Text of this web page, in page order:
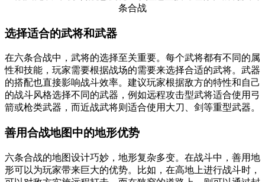
选择适合的武将和武器
在六条合战中，武将的选择至关重要。每个武将都有不同的属
性和技能，玩家需要根据战场的需要来选择合适的武将。武器
的搭配也直接影响战斗效率。建议玩家根据敌方的特性和自己
的战斗风格选择不同的武器，例如远程攻击型武将适合使用弓
箭或枪类武器，而近战武将则适合使用大刀、剑等重型武器。
善用合战地图中的地形优势
六条合战的地图设计巧妙，地形复杂多变。在战斗中，善用地
形可以为玩家带来巨大的优势。比如，在高地上进行战斗时，